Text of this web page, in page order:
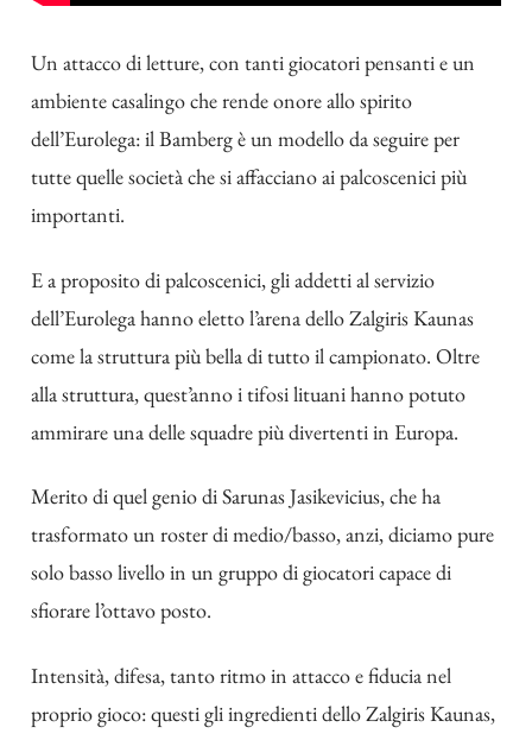
Un attacco di letture, con tanti giocatori pensanti e un
ambiente casalingo che rende onore allo spirito
dell’Eurolega: il Bamberg è un modello da seguire per
tutte quelle società che si affacciano ai palcoscenici più
importanti.
E a proposito di palcoscenici, gli addetti al servizio
dell’Eurolega hanno eletto l’arena dello Zalgiris Kaunas
come la struttura più bella di tutto il campionato. Oltre
alla struttura, quest’anno i tifosi lituani hanno potuto
ammirare una delle squadre più divertenti in Europa.
Merito di quel genio di Sarunas Jasikevicius, che ha
trasformato un roster di medio/basso, anzi, diciamo pure
solo basso livello in un gruppo di giocatori capace di
sfiorare l’ottavo posto.
Intensità, difesa, tanto ritmo in attacco e fiducia nel
proprio gioco: questi gli ingredienti dello Zalgiris Kaunas,